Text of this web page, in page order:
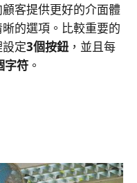
客提供更好的介面體
的選項。比較重要的
定3個按鈕 ，並且每
字符 。